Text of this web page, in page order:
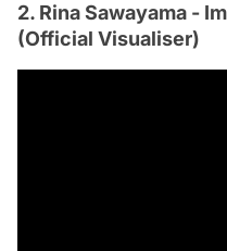
2. Rina Sawayama -
(Official Visualiser)